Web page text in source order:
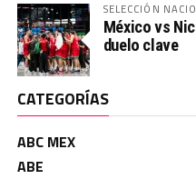
SELECCIÓN
México vs
duelo clave
CATEGORÍAS
ABC MEX
ABE